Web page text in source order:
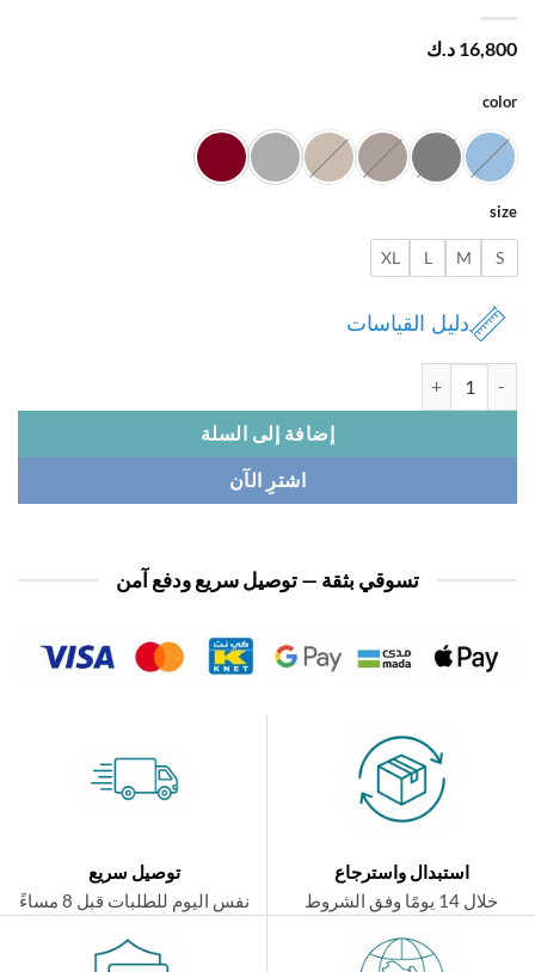
د.ك
M
L
XL
دليل القياسات
إضافة إلى السلة
اشترِ الآن
تسوقي بثقة — توصيل سريع ودفع آمن
استبدال واسترجاع
توصيل سريع
نفس اليوم للطلبات قبل 8 مساءً